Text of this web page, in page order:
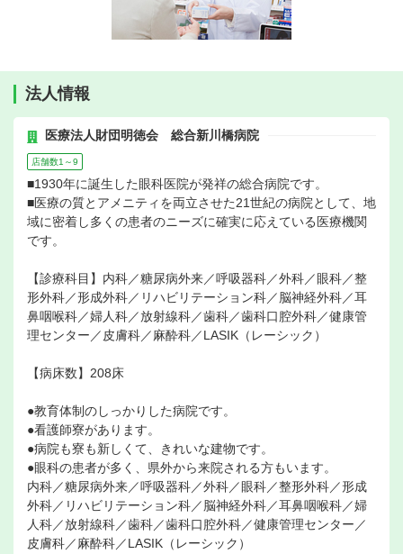
法人情報
医療法人財団明徳会 総合新川橋病院
店舗数1～9
■1930年に誕生した眼科医院が発祥の総合病院です。
■医療の質とアメニティを両立させた21世紀の病院として、地
域に密着し多くの患者のニーズに確実に応えている医療機関
です。
【診療科目】内科／糖尿病外来／呼吸器科／外科／眼科／整
形外科／形成外科／リハビリテーション科／脳神経外科／耳
鼻咽喉科／婦人科／放射線科／歯科／歯科口腔外科／健康管
理センター／皮膚科／麻酔科／LASIK（レーシック）
【病床数】208床
●教育体制のしっかりした病院です。
●看護師寮があります。
●病院も寮も新しくて、きれいな建物です。
●眼科の患者が多く、県外から来院される方もいます。
内科／糖尿病外来／呼吸器科／外科／眼科／整形外科／形成
外科／リハビリテーション科／脳神経外科／耳鼻咽喉科／婦
人科／放射線科／歯科／歯科口腔外科／健康管理センター／
皮膚科／麻酔科／LASIK（レーシック）